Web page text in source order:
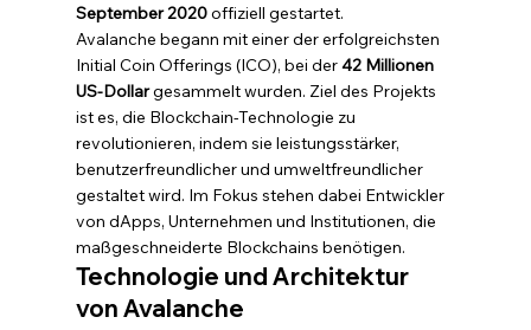
September 2020 offiziell gestartet.
Avalanche begann mit einer der erfolgreichsten
Initial Coin Offerings (ICO), bei der 42 Millionen
US-Dollar gesammelt wurden. Ziel des Projekts
ist es, die Blockchain-Technologie zu
revolutionieren, indem sie leistungsstärker,
benutzerfreundlicher und umweltfreundlicher
gestaltet wird. Im Fokus stehen dabei Entwickler
von dApps, Unternehmen und Institutionen, die
maßgeschneiderte Blockchains benötigen.
Technologie und Architektur
von Avalanche